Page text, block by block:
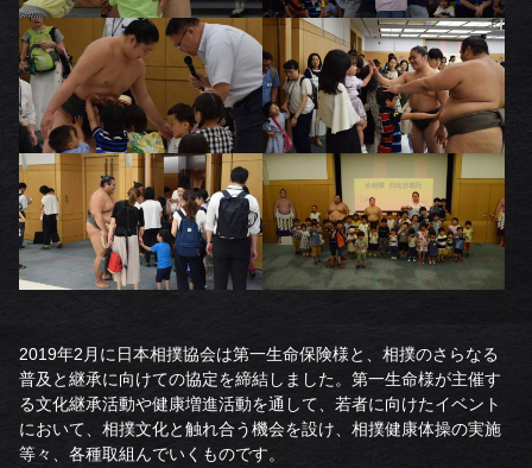
2019年2月に日本相撲協会は第一生命保険様と、相撲のさらなる
普及と継承に向けての協定を締結しました。第一生命様が主催す
る文化継承活動や健康増進活動を通して、若者に向けたイベント
において、相撲文化と触れ合う機会を設け、相撲健康体操の実施
等々、各種取組んでいくものです。